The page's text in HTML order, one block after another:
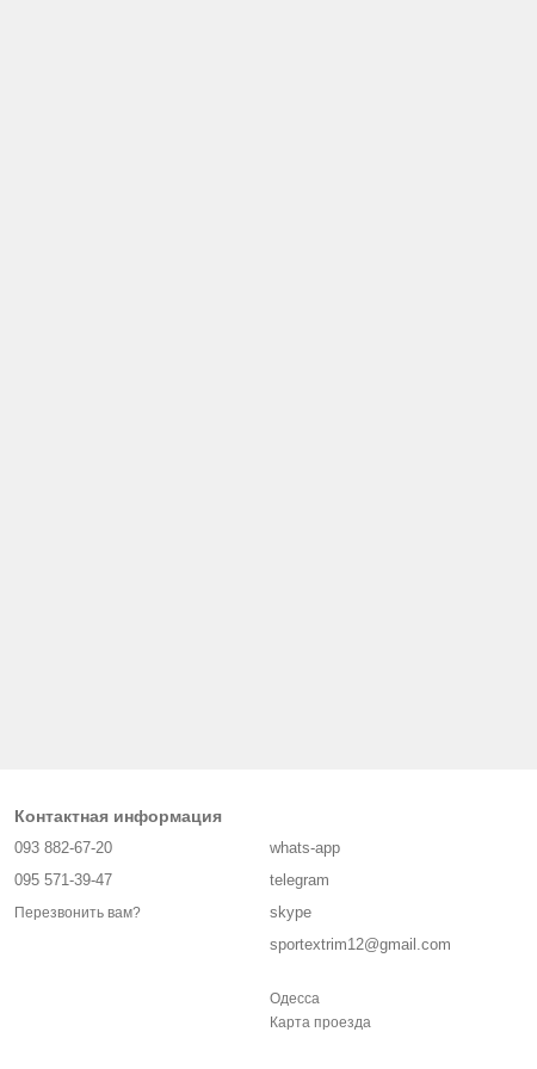
Контактная информация
093 882-67-20
095 571-39-47
Перезвонить вам?
whats-app
telegram
skype
sportextrim12@gmail.com
Одесса
Карта проезда